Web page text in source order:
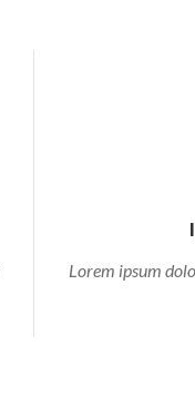
Lorem ipsum